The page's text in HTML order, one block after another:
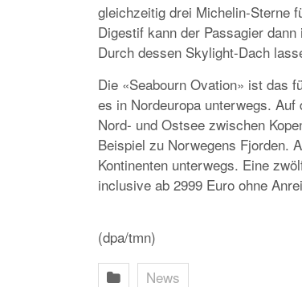
gleichzeitig drei Michelin-Sterne
Digestif kann der Passagier
Durch dessen Skylight-Dach
Die «Seabourn Ovation» ist das
es in Nordeuropa unterwegs.
Nord- und Ostsee zwischen
Beispiel zu Norwegens Fjorden.
Kontinenten unterwegs. Eine
inclusive ab 2999 Euro ohne
(dpa/tmn)
News